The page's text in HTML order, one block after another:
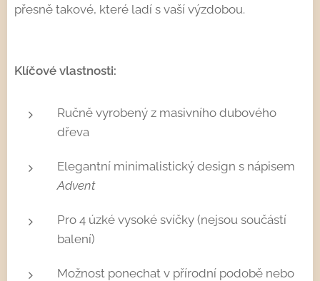
přesně takové, které ladí s vaší výzdobou.
Klíčové vlastnosti:
Ručně vyrobený z masivního dubového
dřeva
Elegantní minimalistický design s nápisem
Advent
Pro 4 úzké vysoké svíčky (nejsou součástí
balení)
Možnost ponechat v přírodní podobě nebo